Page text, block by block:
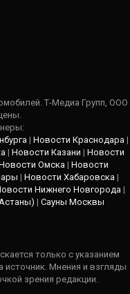
Т-Медиа Групп, ООО
| Новости Краснодара |
| Новости Казани | Новости
Омска | Новости
| Новости Хабаровска |
Нижнего Новгорода |
| Сауны Москвы
только с указанием
источник. Мнения и взгляды
зрения редакции.